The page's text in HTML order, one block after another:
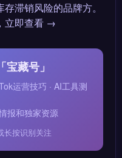
滞销风险的品牌方。
立即查看 →
藏号」
运营技巧 · AI工具测
报和独家资源
长按识别关注